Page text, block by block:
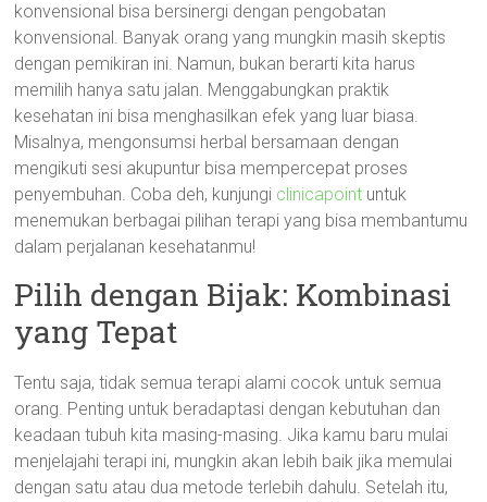
konvensional bisa bersinergi dengan pengobatan
konvensional. Banyak orang yang mungkin masih skeptis
dengan pemikiran ini. Namun, bukan berarti kita harus
memilih hanya satu jalan. Menggabungkan praktik
kesehatan ini bisa menghasilkan efek yang luar biasa.
Misalnya, mengonsumsi herbal bersamaan dengan
mengikuti sesi akupuntur bisa mempercepat proses
penyembuhan. Coba deh, kunjungi clinicapoint untuk
menemukan berbagai pilihan terapi yang bisa membantumu
dalam perjalanan kesehatanmu!
Pilih dengan Bijak: Kombinasi
yang Tepat
Tentu saja, tidak semua terapi alami cocok untuk semua
orang. Penting untuk beradaptasi dengan kebutuhan dan
keadaan tubuh kita masing-masing. Jika kamu baru mulai
menjelajahi terapi ini, mungkin akan lebih baik jika memulai
dengan satu atau dua metode terlebih dahulu. Setelah itu,